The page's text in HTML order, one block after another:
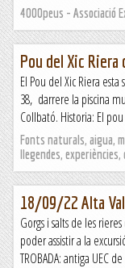
4000peus - Associació
Pou del Xic Riera
El Pou del Xic Riera
38, darrere la piscina
Collbató. Historia: El
Fonts naturals, aigua,
llegendes,
18/09/22 Alta
Gorgs i salts de les
poder assistir a la
TROBADA: antiga UEC